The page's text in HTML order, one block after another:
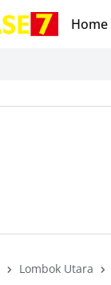
Home
Lombok Utara